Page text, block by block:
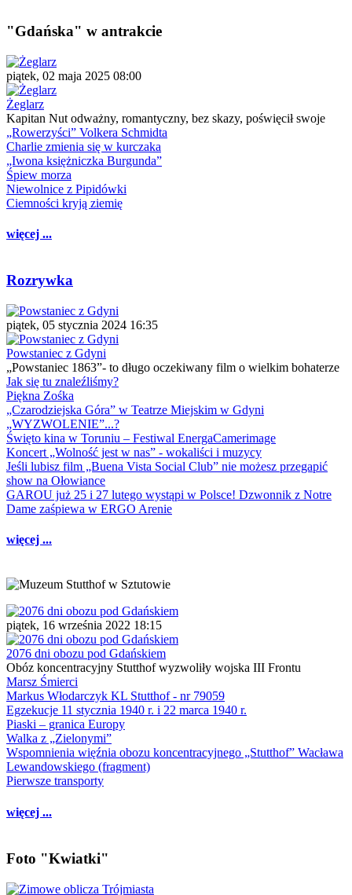
"Gdańska" w antrakcie
piątek, 02 maja 2025 08:00
Żeglarz
Kapitan Nut odważny, romantyczny, bez skazy, poświęcił swoje
„Rowerzyści” Volkera Schmidta
Charlie zmienia się w kurczaka
„Iwona księżniczka Burgunda”
Śpiew morza
Niewolnice z Pipidówki
Ciemności kryją ziemię
więcej ...
Rozrywka
piątek, 05 stycznia 2024 16:35
Powstaniec z Gdyni
„Powstaniec 1863”- to długo oczekiwany film o wielkim bohaterze
Jak się tu znaleźliśmy?
Piękna Zośka
„Czarodziejska Góra” w Teatrze Miejskim w Gdyni
„WYZWOLENIE”...?
Święto kina w Toruniu – Festiwal EnergaCamerimage
Koncert „Wolność jest w nas” - wokaliści i muzycy
Jeśli lubisz film „Buena Vista Social Club” nie możesz przegapić
show na Ołowiance
GAROU już 25 i 27 lutego wystąpi w Polsce! Dzwonnik z Notre
Dame zaśpiewa w ERGO Arenie
więcej ...
piątek, 16 września 2022 18:15
2076 dni obozu pod Gdańskiem
Obóz koncentracyjny Stutthof wyzwoliły wojska III Frontu
Marsz Śmierci
Markus Włodarczyk KL Stutthof - nr 79059
Egzekucje 11 stycznia 1940 r. i 22 marca 1940 r.
Piaski – granica Europy
Walka z „Zielonymi”
Wspomnienia więźnia obozu koncentracyjnego „Stutthof” Wacława
Lewandowskiego (fragment)
Pierwsze transporty
więcej ...
Foto "Kwiatki"